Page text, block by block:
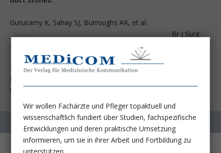
Gurusamy K, Sahay SJ, Burroughs AK, et al.
Br J Surg
2011; 98:908-16
Hepatopancreatobiliary and Liver Transplant Surgery,
University Department of Surgery, Royal Free Campus,
University College London Medical School, London, UK.
Wir wollen Fachärzte und Pfleger topaktuell und
wissenschaftlich fundiert über Studien, fachspezifische
Entwicklungen und deren praktische Umsetzung
informieren, um sie in ihrer Arbeit und Fortbildung zu